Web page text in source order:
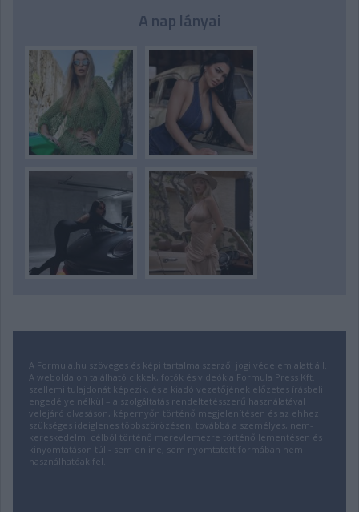
A nap lányai
A Formula.hu szöveges és képi tartalma szerzői jogi védelem alatt áll.
A weboldalon található cikkek, fotók és videók a Formula Press Kft.
szellemi tulajdonát képezik, és a kiadó vezetőjének előzetes írásbeli
engedélye nélkül – a szolgáltatás rendeltetésszerű használatával
velejáró olvasáson, képernyőn történő megjelenítésen és az ehhez
szükséges ideiglenes többszörözésen, továbbá a személyes, nem-
kereskedelmi célból történő merevlemezre történő lementésen és
kinyomtatáson túl - sem online, sem nyomtatott formában nem
használhatóak fel.